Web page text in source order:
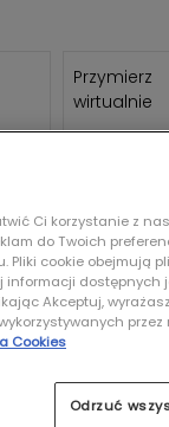
Przymierz
wirtualnie
Ci korzystanie z
do Twoich
Pliki cookie obejmują
dostępnych
Akceptuj,
Cookies
Odrzuć